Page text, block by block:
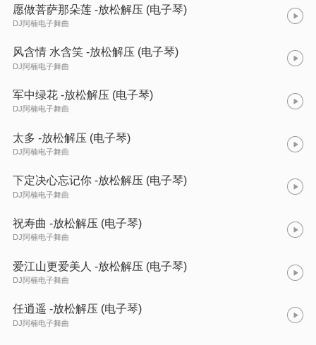
愿做菩萨那朵莲 -放松解压 (电子琴)
DJ阿楠电子舞曲
风含情 水含笑 -放松解压 (电子琴)
DJ阿楠电子舞曲
军中绿花 -放松解压 (电子琴)
DJ阿楠电子舞曲
太多 -放松解压 (电子琴)
DJ阿楠电子舞曲
下定决心忘记你 -放松解压 (电子琴)
DJ阿楠电子舞曲
祝寿曲 -放松解压 (电子琴)
DJ阿楠电子舞曲
爱江山更爱美人 -放松解压 (电子琴)
DJ阿楠电子舞曲
任逍遥 -放松解压 (电子琴)
DJ阿楠电子舞曲